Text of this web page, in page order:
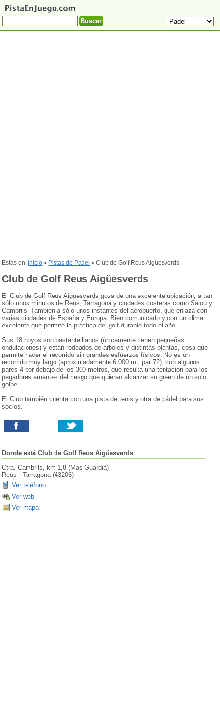
Estás en: Inicio > Pistas de Padel >Club de Golf Reus Aigüesverds
Club de Golf Reus Aigüesverds
El Club de Golf Reus Aigüesverds goza de una excelente ubicación, a tan
sólo unos minutos de Reus, Tarragona y ciudades costeras como Salou y
Cambrils. También a sólo unos instantes del aeropuerto, que enlaza con
varias ciudades de España y Europa. Bien comunicado y con un clima
excelente que permite la práctica del golf durante todo el año.
Sus 18 hoyos son bastante llanos (únicamente tienen pequeñas
ondulaciones) y están rodeados de árboles y distintas plantas, cosa que
permite hacer el recorrido sin grandes esfuerzos físicos. No es un
recorrido muy largo (aproximadamente 6.000 m., par 72), con algunos
pares 4 por debajo de los 300 metros, que resulta una tentación para los
pegadores amantes del riesgo que quieran alcanzar su green de un solo
golpe.
El Club también cuenta con una pista de tenis y otra de pádel para sus
socios.
Donde estáClub de Golf Reus Aigüesverds
Ctra. Cambrils, km 1,8 (Mas Guardià)
Reus -Tarragona(43206)
Ver teléfono
Ver web
Ver mapa